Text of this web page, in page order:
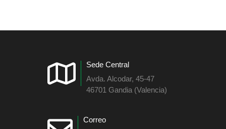
Sede Central
Avda. Alcodar, 45-47
46701 Gandia (Valencia)
Correo